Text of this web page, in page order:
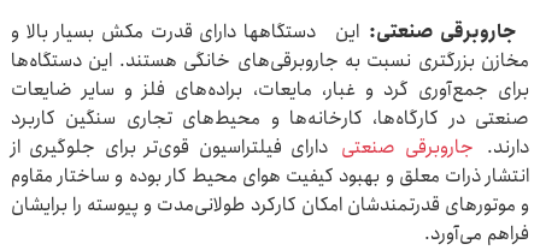
جاروبرقی صنعتی: این دستگاهها دارای قدرت مکش بسیار بالا و
مخازن بزرگتری نسبت به جاروبرقی‌های خانگی هستند. این دستگاه‌ها
برای جمع‌آوری گرد و غبار، مایعات، براده‌های فلز و سایر ضایعات
صنعتی در کارگاه‌ها، کارخانه‌ها و محیط‌های تجاری سنگین کاربرد
دارند. جاروبرقی صنعتی دارای فیلتراسیون قوی‌تر برای جلوگیری از
انتشار ذرات معلق و بهبود کیفیت هوای محیط کار بوده و ساختار مقاوم
و موتورهای قدرتمندشان امکان کارکرد طولانی‌مدت و پیوسته را برایشان
فراهم می‌آورد.